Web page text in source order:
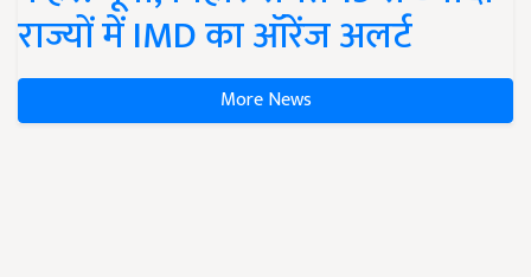
राज्यों में IMD का ऑरेंज अलर्ट
More News